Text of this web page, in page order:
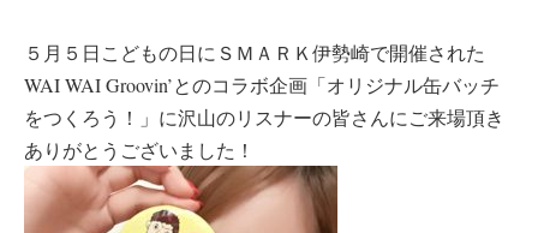
５月５日こどもの日にＳＭＡＲＫ伊勢崎で開催された
WAI WAI Groovin’とのコラボ企画「オリジナル缶バッチ
をつくろう！」に沢山のリスナーの皆さんにご来場頂き
ありがとうございました！